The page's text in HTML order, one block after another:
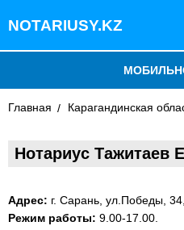
NOTARIUSY.KZ
БЛОГ
ДОБАВИТЬ КОМПАНИЮ
Главная Карагандинская
Нотариус Тажитаев
Адрес: г. Сарань, ул.Победы,
Режим работы: 9.00-17.00.